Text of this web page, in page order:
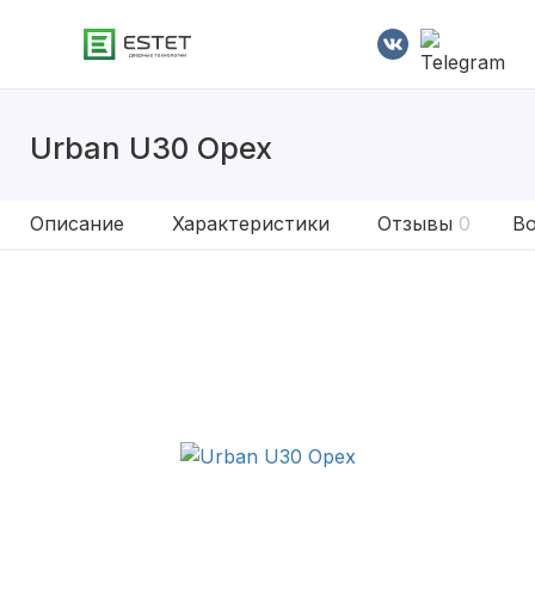
Urban U30 Орех
Описание Характеристики Отзывы 0